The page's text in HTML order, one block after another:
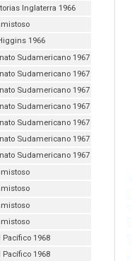
Inglaterra 1966
1966
Sudamericano 1967
Sudamericano 1967
Sudamericano 1967
Sudamericano 1967
Sudamericano 1967
Sudamericano 1967
Sudamericano 1967
Pacífico 1968
Pacífico 1968